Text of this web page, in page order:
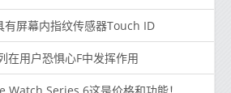
屏幕内指纹传感器Touch ID
在用户恐惧心F中发挥作用